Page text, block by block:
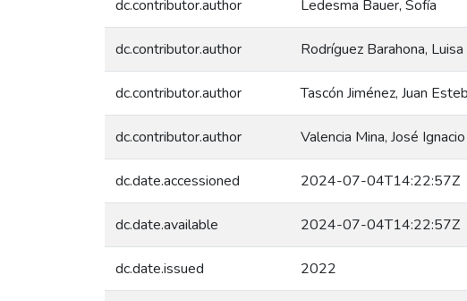
dc.contributor.author Ledesma Bauer, Sofía
dc.contributor.author Rodríguez Barahona, Luisa
dc.contributor.author Tascón Jiménez, Juan
dc.contributor.author Valencia Mina, José Ignacio
dc.date.accessioned 2024-07-04T14:22:57Z
dc.date.available 2024-07-04T14:22:57Z
dc.date.issued 2022